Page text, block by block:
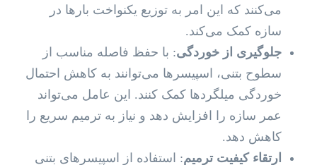
می‌کنند که این امر به توزیع یکنواخت بارها در
سازه کمک می‌کند.
جلوگیری از خوردگی: با حفظ فاصله مناسب از
سطوح بتنی، اسپیسرها می‌توانند به کاهش احتمال
خوردگی میلگردها کمک کنند. این عامل می‌تواند
عمر سازه را افزایش دهد و نیاز به ترمیم سریع را
کاهش دهد.
ارتقاء کیفیت ترمیم: استفاده از اسپیسرهای بتنی